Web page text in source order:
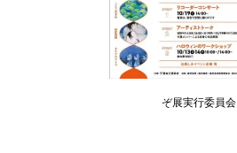
ぞ展実行委員会